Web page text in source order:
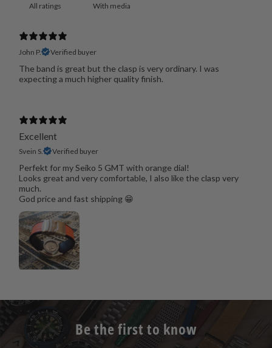
With media
John P. Verified buyer
The band is great but the clasp is very ordinary. I was
expecting a much higher quality finish.
Excellent
Svein S. Verified buyer
Perfekt for my Seiko 5 GMT with orange dial!
Looks great and very comfortable, I also like the clasp very
much.
God price and fast shipping 😁
Be the first to know